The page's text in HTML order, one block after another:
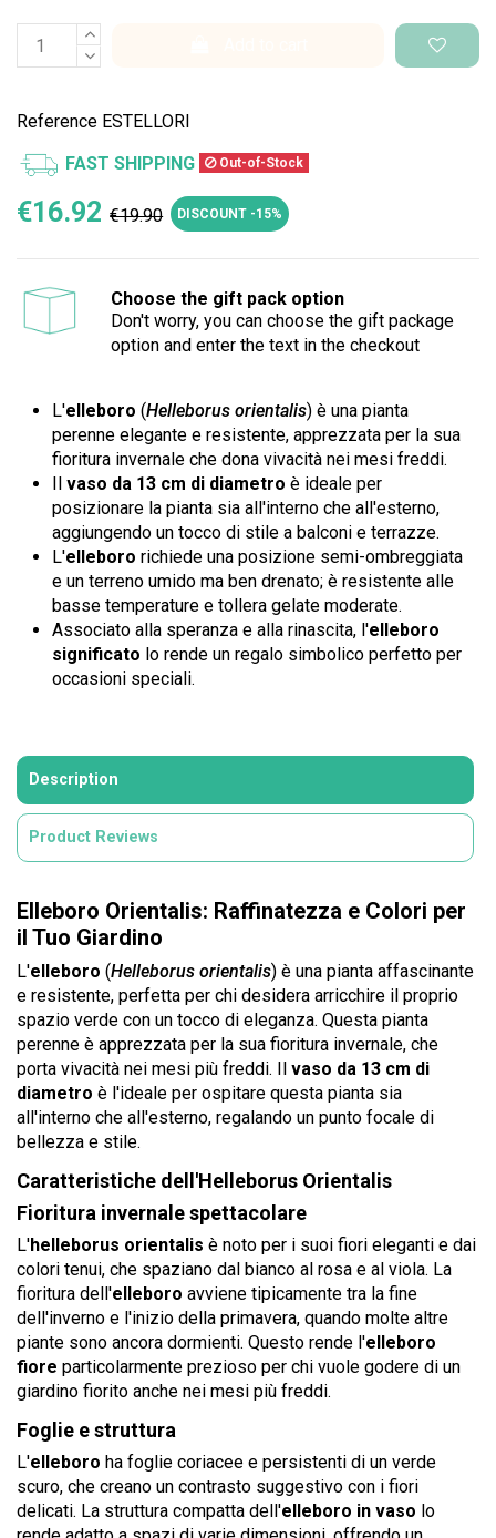
Reference ESTELLORI
FAST SHIPPING Out-of-Stock
€16.92 €19.90 DISCOUNT -15%
Choose the gift pack option
Don't worry, you can choose the gift package
option and enter the text in the checkout
L'elleboro (Helleborus orientalis) è una pianta
perenne elegante e resistente, apprezzata per la sua
fioritura invernale che dona vivacità nei mesi freddi.
vaso da 13 cm di diametro è ideale per
posizionare la pianta sia all'interno che all'esterno,
aggiungendo un tocco di stile a balconi e terrazze.
L'elleboro richiede una posizione semi-ombreggiata
e un terreno umido ma ben drenato; è resistente alle
basse temperature e tollera gelate moderate.
Associato alla speranza e alla rinascita, l'elleboro
significato lo rende un regalo simbolico perfetto per
occasioni speciali.
Description
Product Reviews
Elleboro Orientalis: Raffinatezza e Colori per
il Tuo Giardino
L'elleboro (Helleborus orientalis) è una pianta affascinante
e resistente, perfetta per chi desidera arricchire il proprio
spazio verde con un tocco di eleganza. Questa pianta
perenne è apprezzata per la sua fioritura invernale, che
porta vivacità nei mesi più freddi. Il vaso da 13 cm di
diametro è l'ideale per ospitare questa pianta sia
all'interno che all'esterno, regalando un punto focale di
bellezza e stile.
Caratteristiche dell'Helleborus Orientalis
Fioritura invernale spettacolare
L'helleborus orientalis è noto per i suoi fiori eleganti e dai
colori tenui, che spaziano dal bianco al rosa e al viola. La
fioritura dell'elleboro avviene tipicamente tra la fine
dell'inverno e l'inizio della primavera, quando molte altre
piante sono ancora dormienti. Questo rende l'elleboro
fiore particolarmente prezioso per chi vuole godere di un
giardino fiorito anche nei mesi più freddi.
Foglie e struttura
L'elleboro ha foglie coriacee e persistenti di un verde
scuro, che creano un contrasto suggestivo con i fiori
delicati. La struttura compatta dell'elleboro in vaso lo